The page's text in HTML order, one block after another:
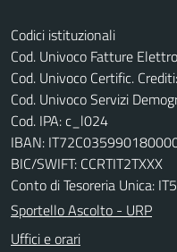
Codici istituzionali
Cod. Univoco Fatture
Cod. Univoco Certific.
Cod. Univoco Servizi
Cod. IPA: c_l024
IBAN:
BIC/SWIFT: CCRTIT2TXXX
Conto di Tesoreria Unica:
Sportello Ascolto - URP
Uffici e orari